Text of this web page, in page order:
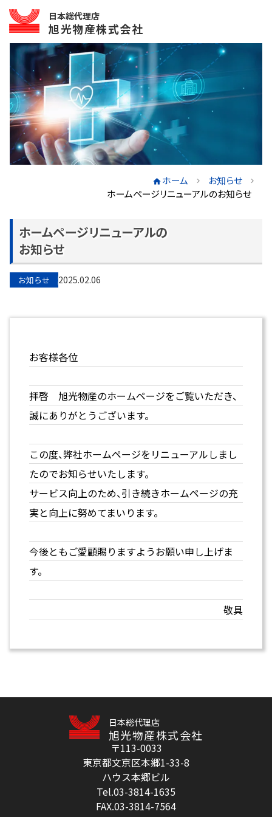
日本総代理店
旭光物産株式会社
ホーム
お知らせ
ホームページリニューアルのお知らせ
ホームページリニューアルの
お知らせ
お知らせ 2025.02.06
お客様各位
拝啓 旭光物産のホームページをご覧いただき、
誠にありがとうございます。
この度、弊社ホームページをリニューアルしまし
たのでお知らせいたします。
サービス向上のため、引き続きホームページの充
実と向上に努めてまいります。
今後ともご愛顧賜りますようお願い申し上げま
す。
敬具
日本総代理店
旭光物産株式会社
〒113-0033
東京都文京区本郷1-33-8
ハウス本郷ビル
Tel.03-3814-1635
FAX.03-3814-7564